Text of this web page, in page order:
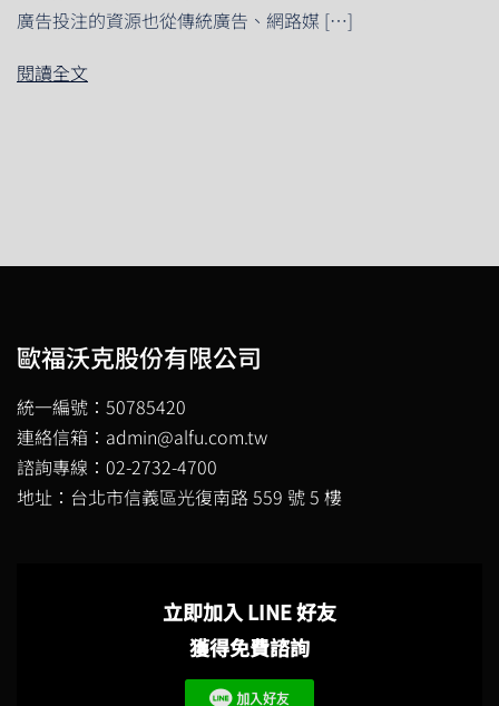
廣告投注的資源也從傳統廣告、網路媒 […]
閱讀全文
歐福沃克股份有限公司
統一編號：50785420
連絡信箱：admin@alfu.com.tw
諮詢專線：02-2732-4700
地址：台北市信義區光復南路 559 號 5 樓
立即加入 LINE 好友
獲得免費諮詢